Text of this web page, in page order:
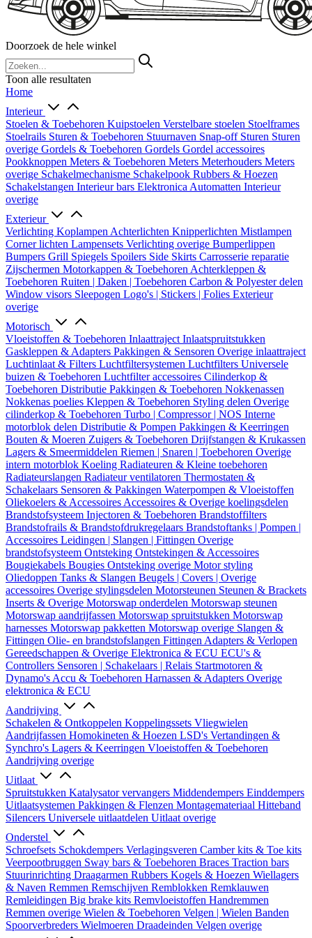
Doorzoek de hele winkel
Toon alle resultaten
Home
Interieur
Stoelen & Toebehoren Kuipstoelen Verstelbare stoelen Stoelframes
Stoelrails Sturen & Toebehoren Stuurnaven Snap-off Sturen Sturen
overige Gordels & Toebehoren Gordels Gordel accessoires
Pookknoppen Meters & Toebehoren Meters Meterhouders Meters
overige Schakelmechanisme Schakelpook Rubbers & Hoezen
Schakelstangen Interieur bars Elektronica Automatten Interieur
overige
Exterieur
Verlichting Koplampen Achterlichten Knipperlichten Mistlampen
Corner lichten Lampensets Verlichting overige Bumperlippen
Bumpers Grill Spiegels Spoilers Side Skirts Carrosserie reparatie
Zijschermen Motorkappen & Toebehoren Achterkleppen &
Toebehoren Ruiten | Daken | Toebehoren Carbon & Polyester delen
Window visors Sleepogen Logo's | Stickers | Folies Exterieur
overige
Motorisch
Vloeistoffen & Toebehoren Inlaattraject Inlaatspruitstukken
Gaskleppen & Adapters Pakkingen & Sensoren Overige inlaattraject
Luchtinlaat & Filters Luchtfiltersystemen Luchtfilters Universele
buizen & Toebehoren Luchtfilter accessoires Cilinderkop &
Toebehoren Distributie Pakkingen & Toebehoren Nokkenassen
Nokkenas poelies Kleppen & Toebehoren Styling delen Overige
cilinderkop & Toebehoren Turbo | Compressor | NOS Interne
motorblok delen Distributie & Pompen Pakkingen & Keerringen
Bouten & Moeren Zuigers & Toebehoren Drijfstangen & Krukassen
Lagers & Smeermiddelen Riemen | Snaren | Toebehoren Overige
intern motorblok Koeling Radiateuren & Kleine toebehoren
Radiateurslangen Radiateur ventilatoren Thermostaten &
Schakelaars Sensoren & Pakkingen Waterpompen & Vloeistoffen
Oliekoelers & Accessoires Accessoires & Overige koelingsdelen
Brandstofsysteem Injectoren & Toebehoren Brandstoffilters
Brandstofrails & Brandstofdrukregelaars Brandstoftanks | Pompen |
Accessoires Leidingen | Slangen | Fittingen Overige
brandstofsysteem Ontsteking Ontstekingen & Accessoires
Bougiekabels Bougies Ontsteking overige Motor styling
Oliedoppen Tanks & Slangen Beugels | Covers | Overige
accessoires Overige stylingsdelen Motorsteunen Steunen & Brackets
Inserts & Overige Motorswap onderdelen Motorswap steunen
Motorswap aandrijfassen Motorswap spruitstukken Motorswap
harnesses Motorswap pakketten Motorswap overige Slangen &
Fittingen Olie- en brandstofslangen Fittingen Adapters & Verlopen
Gereedschappen & Overige Elektronica & ECU ECU's &
Controllers Sensoren | Schakelaars | Relais Startmotoren &
Dynamo's Accu & Toebehoren Harnassen & Adapters Overige
elektronica & ECU
Aandrijving
Schakelen & Ontkoppelen Koppelingssets Vliegwielen
Aandrijfassen Homokineten & Hoezen LSD's Vertandingen &
Synchro's Lagers & Keerringen Vloeistoffen & Toebehoren
Aandrijving overige
Uitlaat
Spruitstukken Katalysator vervangers Middendempers Einddempers
Uitlaatsystemen Pakkingen & Flenzen Montagemateriaal Hitteband
Silencers Universele uitlaatdelen Uitlaat overige
Onderstel
Schroefsets Schokdempers Verlagingsveren Camber kits & Toe kits
Veerpootbruggen Sway bars & Toebehoren Braces Traction bars
Stuurinrichting Draagarmen Rubbers Kogels & Hoezen Wiellagers
& Naven Remmen Remschijven Remblokken Remklauwen
Remleidingen Big brake kits Remvloeistoffen Handremmen
Remmen overige Wielen & Toebehoren Velgen | Wielen Banden
Spoorverbreders Wielmoeren Draadeinden Velgen overige